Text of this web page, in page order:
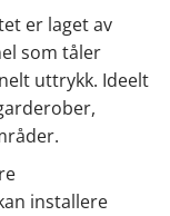
er laget av
som tåler
uttrykk. Ideelt
installere